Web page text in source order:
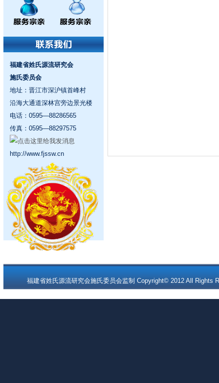
福建省姓氏源流研究会
施氏委员会
地址：晋江市深沪镇首峰村
沿海大通道深林宫旁边景光楼
电话：0595—88286565
传真：0595—88297575
http://www.fjssw.cn
福建省姓氏源流研究会施氏委员会监制 Copyright© 2012 All Rights